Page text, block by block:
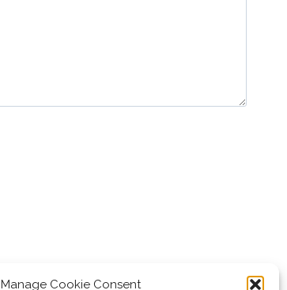
Manage Cookie Consent